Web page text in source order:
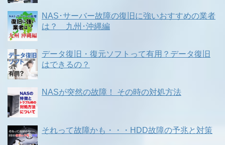
NAS･サーバー故障の復旧に強いおすすめの業者
は？ 九州･沖縄編
データ復旧・復元ソフトって有用？データ復旧
はできるの？
NASが突然の故障！ その時の対処方法
それって故障かも・・・HDD故障の予兆と対策